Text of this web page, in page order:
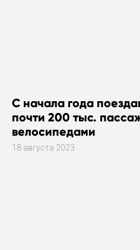
С начала года
почти 200 тыс.
велосипедами
18 августа 2023